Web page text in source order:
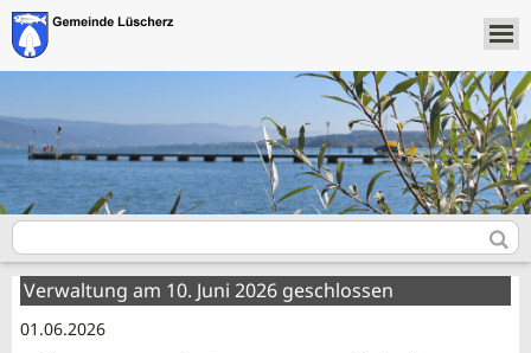
Verwaltung am 10. Juni 2026 geschlossen
01.06.2026